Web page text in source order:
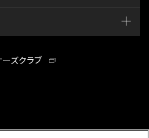
ズクラブ